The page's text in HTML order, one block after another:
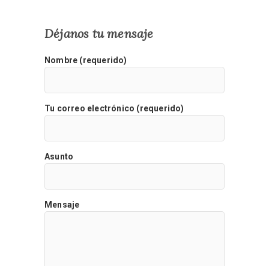
Déjanos tu mensaje
Nombre (requerido)
Tu correo electrónico (requerido)
Asunto
Mensaje